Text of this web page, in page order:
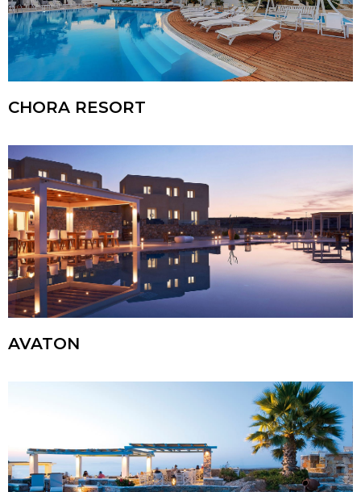
CHORA RESORT
AVATON